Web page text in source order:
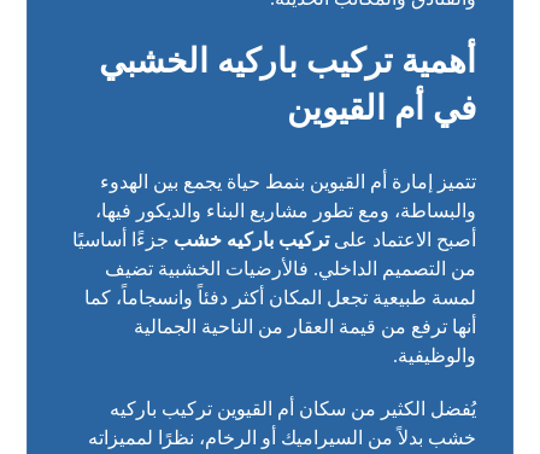
أهمية تركيب باركيه الخشبي
في أم القيوين
تتميز إمارة أم القيوين بنمط حياة يجمع بين الهدوء
والبساطة، ومع تطور مشاريع البناء والديكور فيها،
أصبح الاعتماد علىتركيب باركيه خشب جزءًا أساسيًا
من التصميم الداخلي. فالأرضيات الخشبية تضيف
لمسة طبيعية تجعل المكان أكثر دفئاً وانسجاماً، كما
أنها ترفع من قيمة العقار من الناحية الجمالية
والوظيفية.
يُفضل الكثير من سكان أم القيوين تركيب باركيه
خشب بدلاً من السيراميك أو الرخام، نظرًا لمميزاته